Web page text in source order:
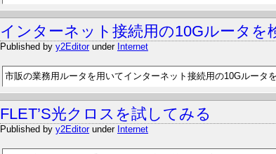
インターネット接続用の10Gルータを
Published by y2Editorunder Internet
市販の業務用ルータを用いてインターネット接続用の10Gルータ
FLET’S光クロスを試してみる
Published by y2Editorunder Internet